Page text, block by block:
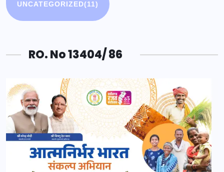
UNCATEGORIZED(11)
RO. No 13404/ 86